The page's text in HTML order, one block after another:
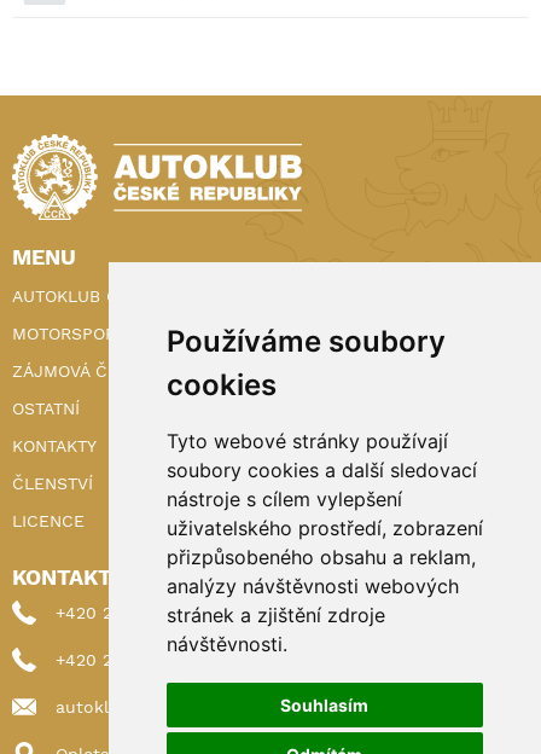
Používáme soubory
cookies
Tyto webové stránky používají
soubory cookies a další sledovací
nástroje s cílem vylepšení
uživatelského prostředí, zobrazení
přizpůsobeného obsahu a reklam,
analýzy návštěvnosti webových
stránek a zjištění zdroje
návštěvnosti.
Souhlasím
MENU
AUTOKLUB ČR
MOTORSPORT
ZÁJMOVÁ ČINNOST
OSTATNÍ
KONTAKTY
ČLENSTVÍ
LICENCE
KONTAKTY
+420 222 898 224 (sekretariat)
+420 222 898 221 (členství)
autoklub@autoklub.cz